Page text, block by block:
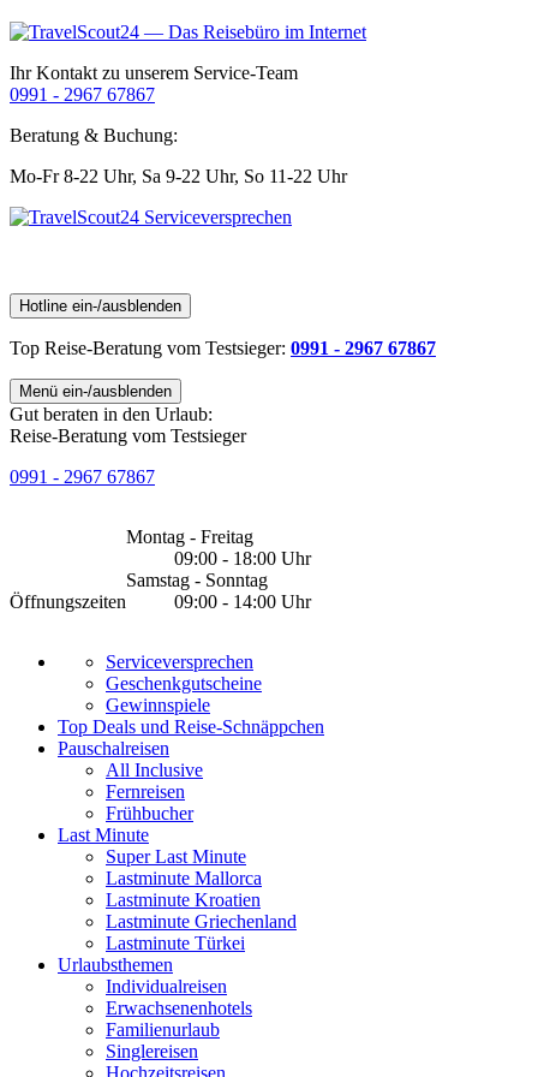
Ihr Kontakt zu unserem Service-Team
0991 - 2967 67867
Beratung & Buchung:
Mo-Fr 8-22 Uhr, Sa 9-22 Uhr, So 11-22 Uhr
Hotline ein-/ausblenden
Top Reise-Beratung vom Testsieger: 0991 - 2967 67867
Menü ein-/ausblenden
Gut beraten in den Urlaub:
Reise-Beratung vom Testsieger
0991 - 2967 67867
Öffnungszeiten
Montag - Freitag
09:00 - 18:00 Uhr
Samstag - Sonntag
09:00 - 14:00 Uhr
Serviceversprechen
Geschenkgutscheine
Gewinnspiele
Top Deals und Reise-Schnäppchen
Pauschalreisen
All Inclusive
Fernreisen
Frühbucher
Last Minute
Super Last Minute
Lastminute Mallorca
Lastminute Kroatien
Lastminute Griechenland
Lastminute Türkei
Urlaubsthemen
Individualreisen
Erwachsenenhotels
Familienurlaub
Singlereisen
Hochzeitsreisen